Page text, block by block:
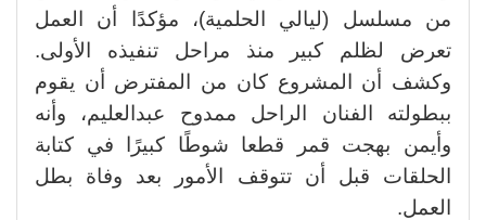
من مسلسل (ليالي الحلمية)، مؤكدًا أن العمل
تعرض لظلم كبير منذ مراحل تنفيذه الأولى.
وكشف أن المشروع كان من المفترض أن يقوم
ببطولته الفنان الراحل ممدوح عبدالعليم، وأنه
وأيمن بهجت قمر قطعا شوطًا كبيرًا في كتابة
الحلقات قبل أن تتوقف الأمور بعد وفاة بطل
العمل.